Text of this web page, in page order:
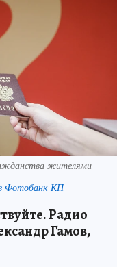
жителями
Фотобанк КП
Радио
Гамов,